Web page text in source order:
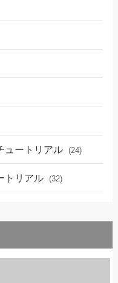
ュートリアル (24)
トリアル (32)